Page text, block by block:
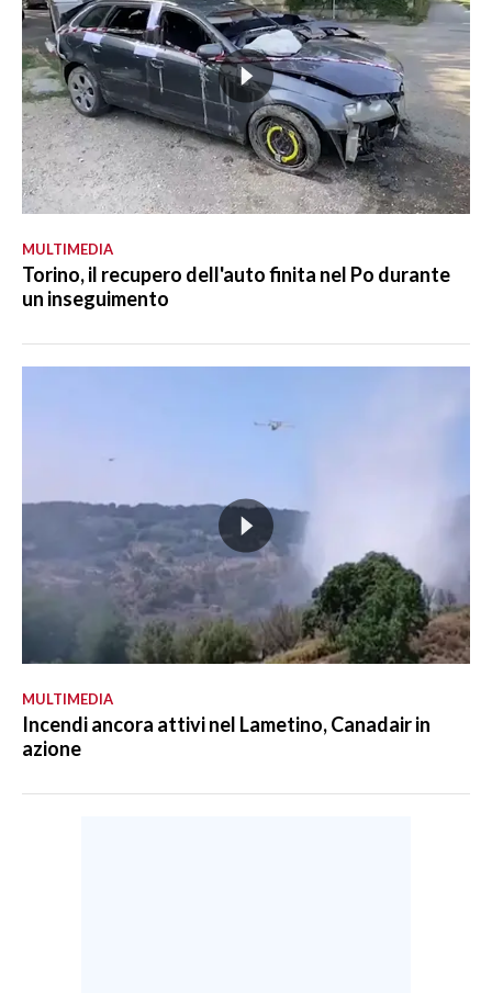
MULTIMEDIA
Torino, il recupero dell'auto finita nel Po durante
un inseguimento
MULTIMEDIA
Incendi ancora attivi nel Lametino, Canadair in
azione